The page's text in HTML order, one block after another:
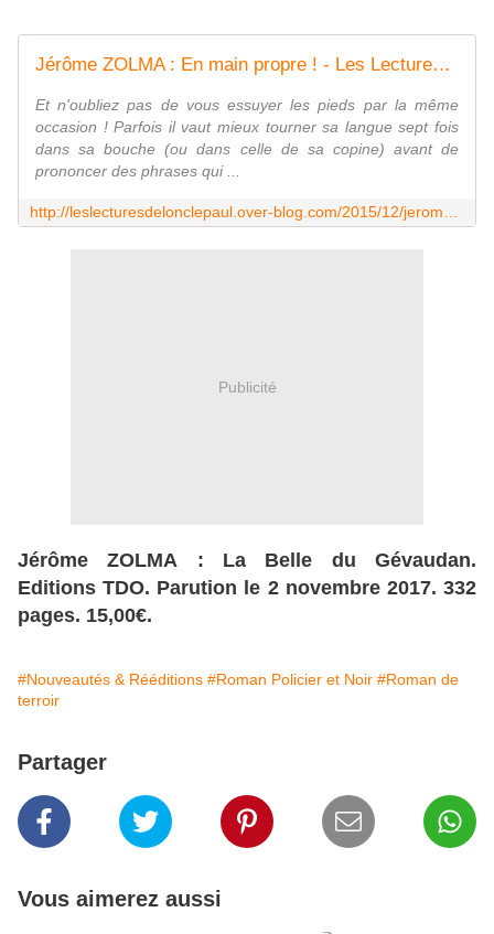
Jérôme ZOLMA : En main propre ! - Les Lectures de l'Oncle Paul
Et n'oubliez pas de vous essuyer les pieds par la même
occasion ! Parfois il vaut mieux tourner sa langue sept fois
dans sa bouche (ou dans celle de sa copine) avant de
prononcer des phrases qui ...
Publicité
Jérôme ZOLMA : La Belle du Gévaudan.
Editions TDO. Parution le 2 novembre 2017. 332
pages. 15,00€.
#Nouveautés & Rééditions #Roman Policier et Noir #Roman de
terroir
Partager
Vous aimerez aussi